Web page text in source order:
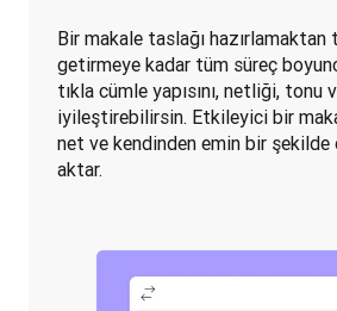
Bir makale taslağı hazırlamaktan
getirmeye kadar tüm süreç
tıkla cümle yapısını, netliği,
iyileştirebilirsin. Etkileyici bir
net ve kendinden emin bir
aktar.